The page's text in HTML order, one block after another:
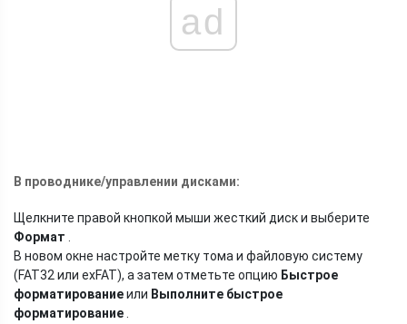
ad
В проводнике/управлении дисками:
Щелкните правой кнопкой мыши жесткий диск и выберите
Формат
В новом окне настройте метку тома и файловую систему
(FAT32 или exFAT), а затем отметьте опцию Быстрое
форматированиеили Выполните быстрое
форматирование